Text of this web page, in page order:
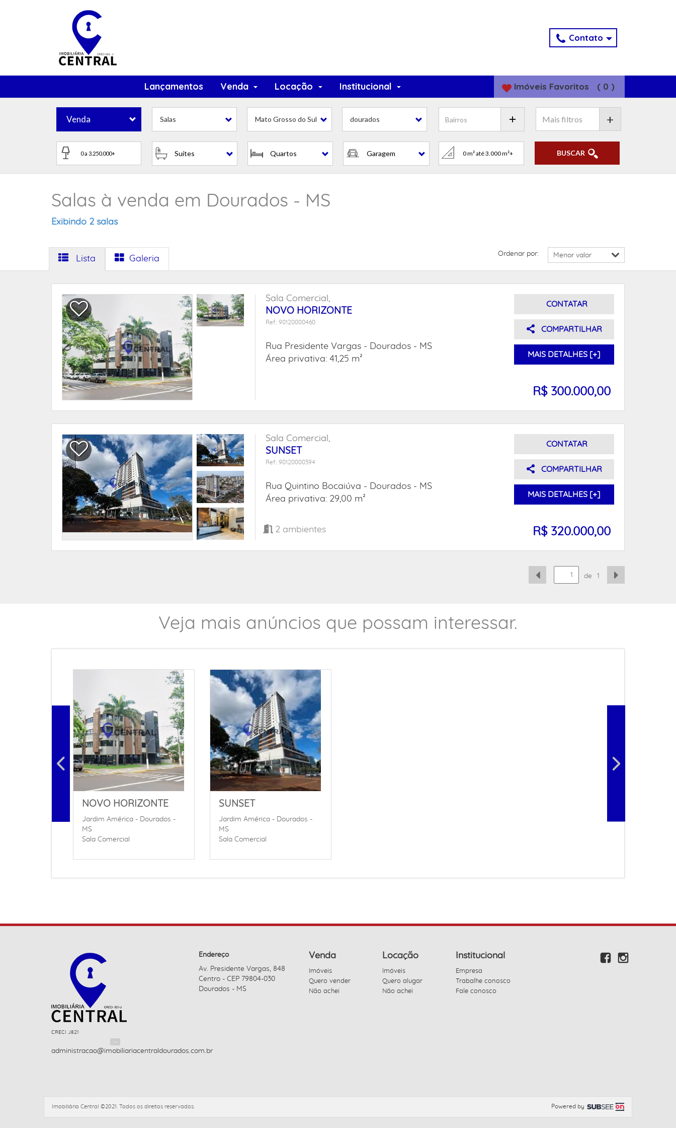
Contato
Lançamentos Venda Locação Institucional Imóveis Favoritos ( 0 )
Venda Salas Mato Grosso do Sul dourados
Suítes Quartos Garagem
+
BUSCAR
Salas à venda em Dourados - MS
Exibindo 2 salas
Lista Galeria
Ordenar por:
Sala Comercial,
NOVO HORIZONTE
Ref.: 90120000460
Rua Presidente Vargas - Dourados - MS
Área privativa: 41,25 m²
CONTATAR
COMPARTILHAR
MAIS DETALHES [+]
R$ 300.000,00
Sala Comercial,
SUNSET
Ref.: 90120000394
Rua Quintino Bocaiúva - Dourados - MS
Área privativa: 29,00 m²
2 ambientes
CONTATAR
COMPARTILHAR
MAIS DETALHES [+]
R$ 320.000,00
de 1
Veja mais anúncios que possam interessar.
NOVO HORIZONTE
Jardim América - Dourados -
MS
Sala Comercial
SUNSET
Jardim América - Dourados -
MS
Sala Comercial
CRECI J821
administracao@imobiliariacentraldourados.com.br
Endereço
Av. Presidente Vargas, 848
Centro - CEP 79804-030
Dourados - MS
Venda
Imóveis
Quero vender
Não achei
Locação
Imóveis
Quero alugar
Não achei
Institucional
Empresa
Trabalhe conosco
Fale conosco
Imobiliária Central ©2021. Todos os direitos reservados. Powered by